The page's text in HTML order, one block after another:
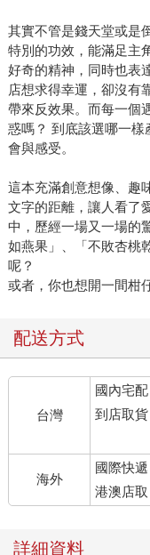
其實不管是錢天堂或是
特別的功效，能滿足主
好奇的精神，同時也表
店想求得幸運，卻沒有
帶來反效果。而每一個
惑嗎？ 到底該選哪一
會與感受。
這本充滿創意想像、趣
文字的距離，讓人看了
中，歷經一場又一場的
如燕果」、「不敗杏桃
呢？
或者，你也想開一間柑
配送方式
台灣
國內宅
到店取貨
海外
國際快
港澳店取
詳細資料